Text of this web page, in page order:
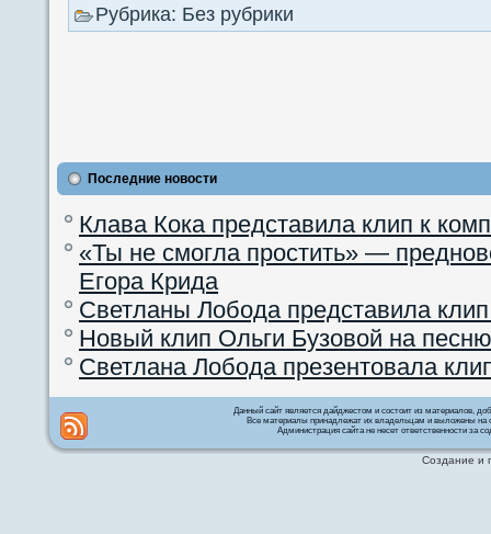
Рубрика: Без рубрики
Последние новости
Клава Кока представила клип к
«Ты не смогла простить» —
Егора Крида
Светланы Лобода представила
Новый клип Ольги Бузовой на
Светлана Лобода презентовала
Данный сайт является дайджестом и состоит из материалов,
Все материалы принадлежат их владельцам и выложены на
Администрация сайта не несет ответственности за
Создание и